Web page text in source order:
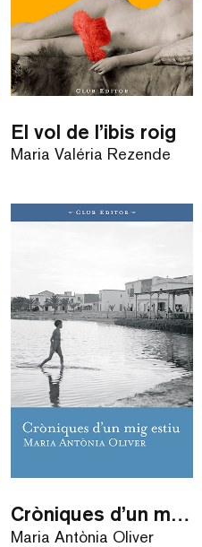
El vol de l’ibis roig
Maria Valéria Rezende
Cròniques d’un mig estiu
Maria Antònia Oliver